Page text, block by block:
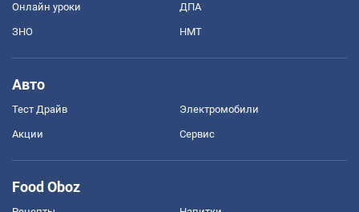
Онлайн уроки ДПА
ЗНО НМТ
Авто
Тест Драйв Электромобили
Акции Сервис
Food Oboz